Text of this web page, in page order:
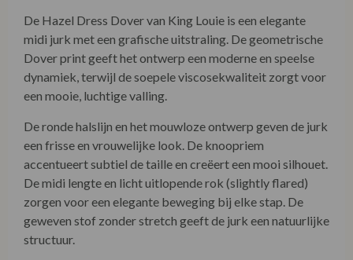
De Hazel Dress Dover van King Louie is een elegante
midi jurk met een grafische uitstraling. De geometrische
Dover print geeft het ontwerp een moderne en speelse
dynamiek, terwijl de soepele viscosekwaliteit zorgt voor
een mooie, luchtige valling.
De ronde halslijn en het mouwloze ontwerp geven de jurk
een frisse en vrouwelijke look. De knoopriem
accentueert subtiel de taille en creëert een mooi silhouet.
De midi lengte en licht uitlopende rok (slightly flared)
zorgen voor een elegante beweging bij elke stap. De
geweven stof zonder stretch geeft de jurk een natuurlijke
structuur.